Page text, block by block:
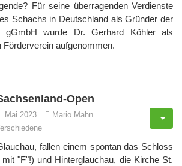
Für seine überragenden Verdienste
Schachs in Deutschland als Gründer der
gGmbH wurde Dr. Gerhard Köhler als
Förderverein aufgenommen.
Open
Mai 2023
Mario Mahn
fallen einem spontan das Schloss
"F"!) und Hinterglauchau, die Kirche St.